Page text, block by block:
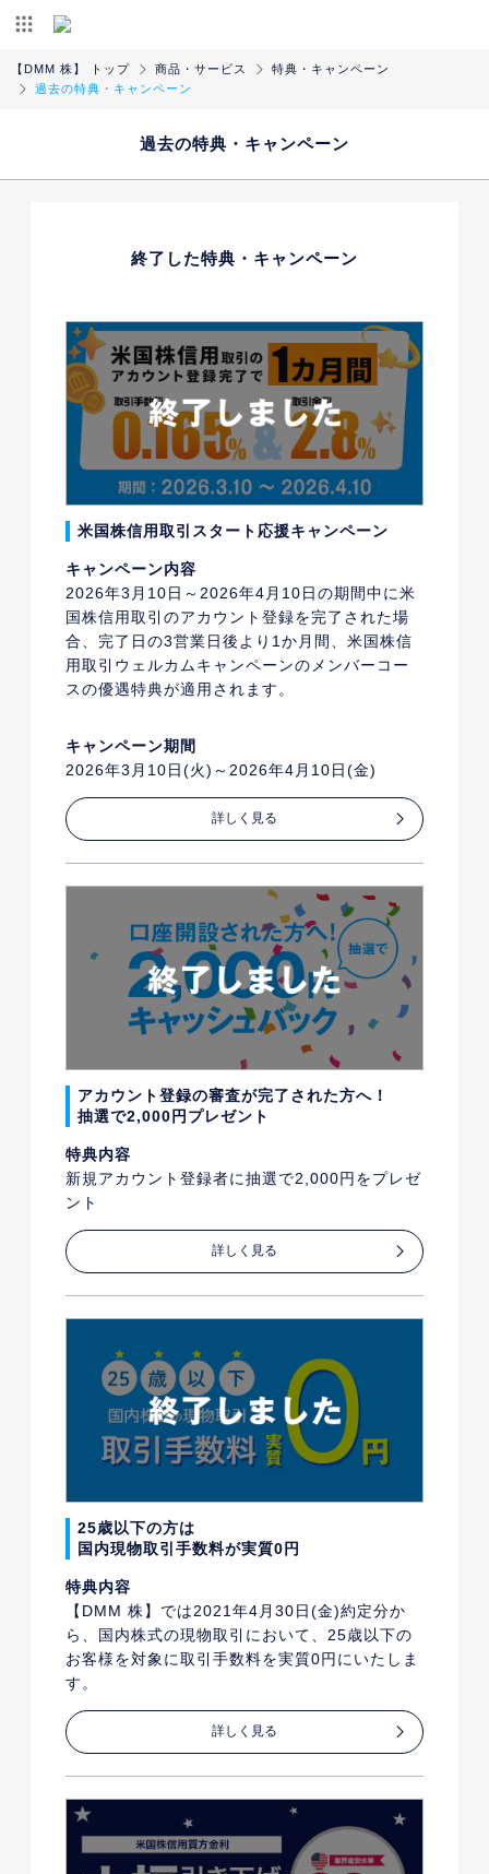
【DMM 株】 トップ 商品・サービス
特典・キャンペーン
過去の特典・キャンペーン
過去の特典・キャンペーン
終了した特典・キャンペーン
米国株信用取引スタート応援キャンペーン
キャンペーン内容
2026年3月10日～2026年4月10日の期間中に米
国株信用取引のアカウント登録を完了された場
合、完了日の3営業日後より1か月間、米国株信
用取引ウェルカムキャンペーンのメンバーコー
スの優遇特典が適用されます。
キャンペーン期間
2026年3月10日(火)～2026年4月10日(金)
詳しく見る
アカウント登録の審査が完了された方へ！
抽選で2,000円プレゼント
特典内容
新規アカウント登録者に抽選で2,000円をプレゼ
ント
詳しく見る
25歳以下の方は
国内現物取引手数料が実質0円
特典内容
【DMM 株】では2021年4月30日(金)約定分か
ら、国内株式の現物取引において、25歳以下の
お客様を対象に取引手数料を実質0円にいたしま
す。
詳しく見る